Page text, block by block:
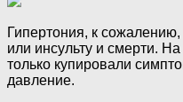
Гипертония, к
или инсульту и смерти.
только купировали
давление.